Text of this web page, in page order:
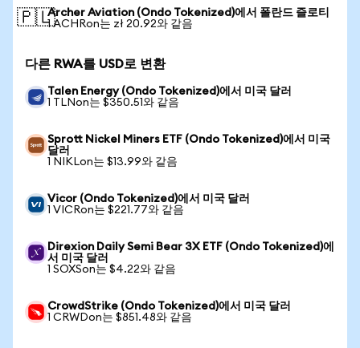
🇵🇱Archer Aviation (Ondo Tokenized)에서 폴란드 즐로티
1 ACHRon는 zł 20.92와 같음
다른 RWA를 USD로 변환
Talen Energy (Ondo Tokenized)에서 미국 달러
1 TLNon는 $350.51와 같음
Sprott Nickel Miners ETF (Ondo Tokenized)에서 미국
달러
1 NIKLon는 $13.99와 같음
Vicor (Ondo Tokenized)에서 미국 달러
1 VICRon는 $221.77와 같음
Direxion Daily Semi Bear 3X ETF (Ondo Tokenized)에
서 미국 달러
1 SOXSon는 $4.22와 같음
CrowdStrike (Ondo Tokenized)에서 미국 달러
1 CRWDon는 $851.48와 같음